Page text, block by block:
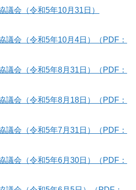
議会（令和5年10月31日）
議会（令和5年10月4日）（PDF：
議会（令和5年8月31日）（PDF：
議会（令和5年8月18日）（PDF：
議会（令和5年7月31日）（PDF：
議会（令和5年6月30日）（PDF：